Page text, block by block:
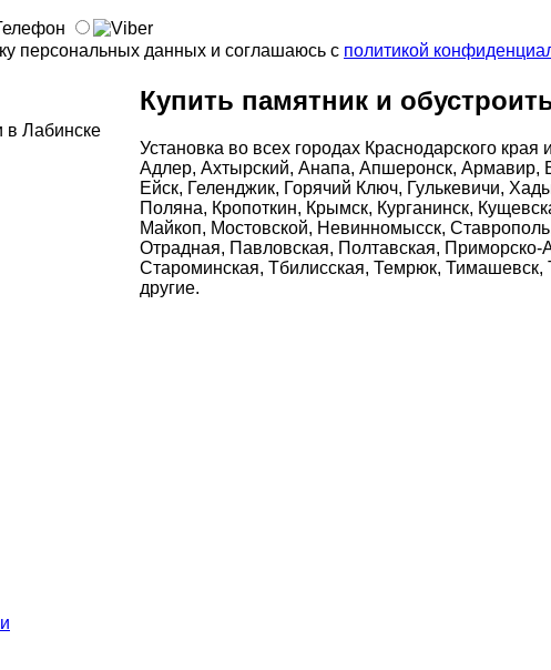
персональных данных и соглашаюсь с политикой
в Лабинске
Купить памятник и
Установка во всех городах Краснодарского
Адлер, Ахтырский, Анапа, Апшеронск, Армавир,
Ейск, Геленджик, Горячий Ключ, Гулькевичи,
Поляна, Кропоткин, Крымск, Курганинск,
Майкоп, Мостовской, Невинномысск,
Отрадная, Павловская, Полтавская, Приморско-
Староминская, Тбилисская, Темрюк, Тимашевск,
другие.